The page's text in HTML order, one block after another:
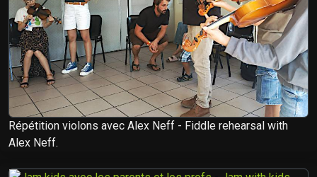
Répétition violons avec Alex Neff - Fiddle rehearsal with
Alex Neff.